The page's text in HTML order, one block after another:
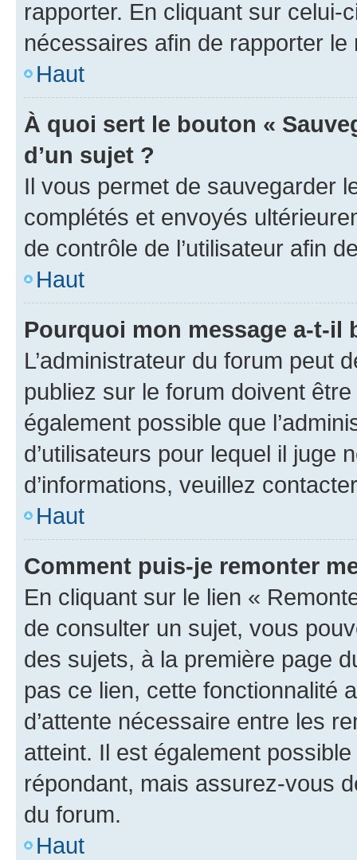
rapporter. En cliquant sur
nécessaires afin de rapporter le
Haut
À quoi sert le bouton «
d’un sujet ?
Il vous permet de sauvegarder
complétés et envoyés
de contrôle de l’utilisateur afin
Haut
Pourquoi mon message a-t-il
L’administrateur du forum peut
publiez sur le forum doivent
également possible que
d’utilisateurs pour lequel il juge
d’informations, veuillez
Haut
Comment puis-je remonter
En cliquant sur le lien «
de consulter un sujet, vous
des sujets, à la première page
pas ce lien, cette fonctionnalité
d’attente nécessaire entre les
atteint. Il est également
répondant, mais assurez-vous
du forum.
Haut